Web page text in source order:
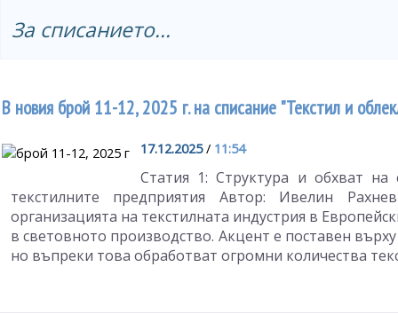
За списанието...
В новия брой 11-12, 2025 г. на списание "Текстил и
17.12.2025/ 11:54
Статия 1: Структура и обхват
текстилните предприятия Автор: Ивелин
организацията на текстилната индустрия в
в световното производство. Акцент е поставен
но въпреки това обработват огромни количества